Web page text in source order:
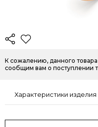
К сожалению, данного товара
сообщим вам о поступлении
Характеристики изделия